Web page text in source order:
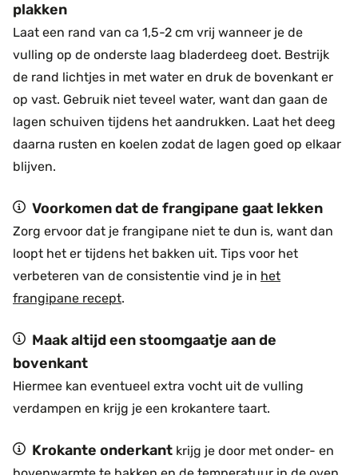
plakken
Laat een rand van ca 1,5-2 cm vrij wanneer je de
vulling op de onderste laag bladerdeeg doet. Bestrijk
de rand lichtjes in met water en druk de bovenkant er
op vast. Gebruik niet teveel water, want dan gaan de
lagen schuiven tijdens het aandrukken. Laat het deeg
daarna rusten en koelen zodat de lagen goed op elkaar
blijven.
Voorkomen dat de frangipane gaat lekken
Zorg ervoor dat je frangipane niet te dun is, want dan
loopt het er tijdens het bakken uit. Tips voor het
verbeteren van de consistentie vind je in het
frangipane recept.
Maak altijd een stoomgaatje aan de
bovenkant
Hiermee kan eventueel extra vocht uit de vulling
verdampen en krijg je een krokantere taart.
Krokante onderkant krijg je door met onder- en